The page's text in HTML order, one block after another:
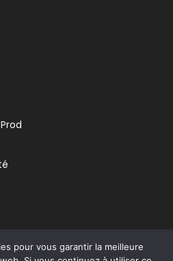
pour vous garantir la meilleure